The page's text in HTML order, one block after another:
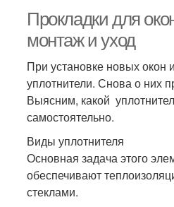
Прокладки для
монтаж и уход
При установке новых окон
уплотнители. Снова о них
Выясним, какой
самостоятельно.
Виды уплотнителя
Основная задача этого
обеспечивают
стеклами.